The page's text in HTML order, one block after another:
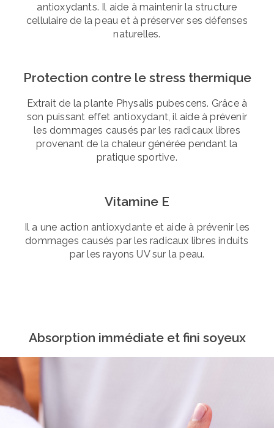
antioxydants. Il aide à maintenir la structure
cellulaire de la peau et à préserver ses défenses
naturelles.
Protection contre le stress thermique
Extrait de la plante Physalis pubescens. Grâce à
son puissant effet antioxydant, il aide à prévenir
les dommages causés par les radicaux libres
provenant de la chaleur générée pendant la
pratique sportive.
Vitamine E
Il a une action antioxydante et aide à prévenir les
dommages causés par les radicaux libres induits
par les rayons UV sur la peau.
Absorption immédiate et fini soyeux